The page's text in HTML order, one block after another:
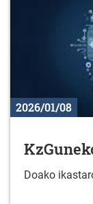
2026/01/08
Doako